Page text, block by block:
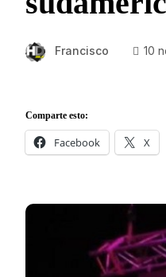
Francisco 10
Comparte esto:
Facebook X